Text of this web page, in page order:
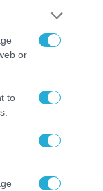
or
to
Αρκά για
της